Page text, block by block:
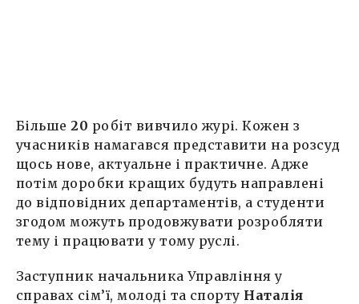
Більше20 робіт вивчило журі. Кожен з
учасників намагався представити на розсуд
щось нове, актуальне і практичне. Адже
потім доробки кращих будуть направлені
до відповідних департаментів, а студенти
згодом можуть продовжувати розробляти
тему і працювати у тому руслі.
Заступник начальника Управління у
справах сім’ї, молоді та спорту Наталія